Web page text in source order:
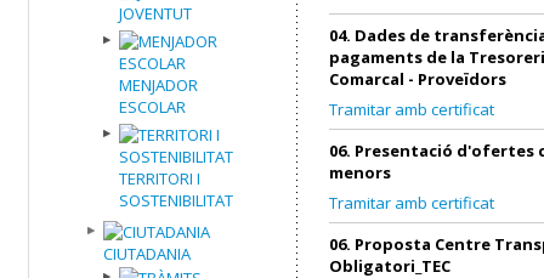
JOVENTUT
MENJADOR
ESCOLAR
TERRITORI I
SOSTENIBILITAT
CIUTADANIA
04. Dades de
pagaments de la
Comarcal - Proveïdors
Tramitar amb certificat
06. Presentació d'ofertes
menors
Tramitar amb certificat
06. Proposta Centre
Obligatori_TEC